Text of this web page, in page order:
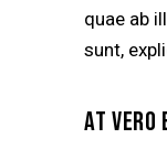
quae ab
sunt,
AT VERO